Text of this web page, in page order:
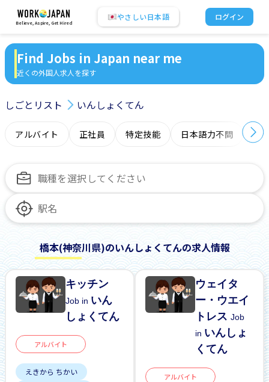
Believe, Aspire, Get Hired
やさしい日本語 ログイン
Find Jobs in Japan near me
近くの外国人求人を探す
しごとリスト いんしょくてん
アルバイト 正社員 特定技能 日本語力不問 オ
橋本(神奈川県)のいんしょくてんの求人情報
キッチン
Job in いん
しょくてん
アルバイト
えきから ちかい
ウェイタ
ー・ウエイ
トレスJob
in いんしょ
くてん
アルバイト